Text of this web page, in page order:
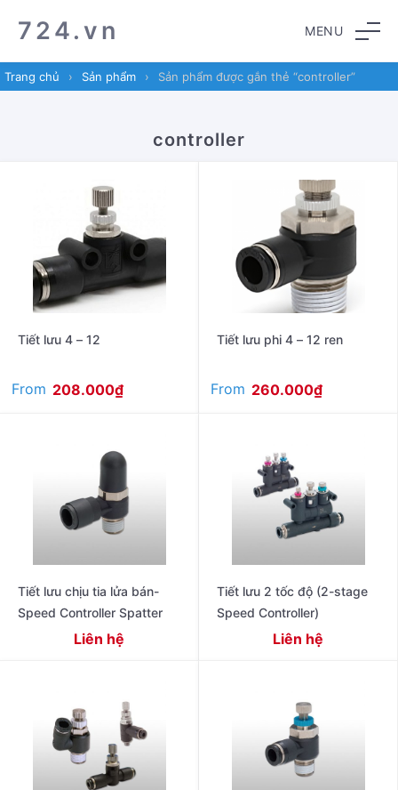
to
navigation
to
content
724.vn MENU
Trang chủ › Sản phẩm › Sản phẩm được gắn thẻ “controller”
controller
Tiết lưu 4 – 12
From 208.000₫
Tiết lưu phi 4 – 12 ren
From 260.000₫
Tiết lưu chịu tia lửa bán-
Speed Controller Spatter
Liên hệ
Tiết lưu 2 tốc độ (2-stage
Speed Controller)
Liên hệ